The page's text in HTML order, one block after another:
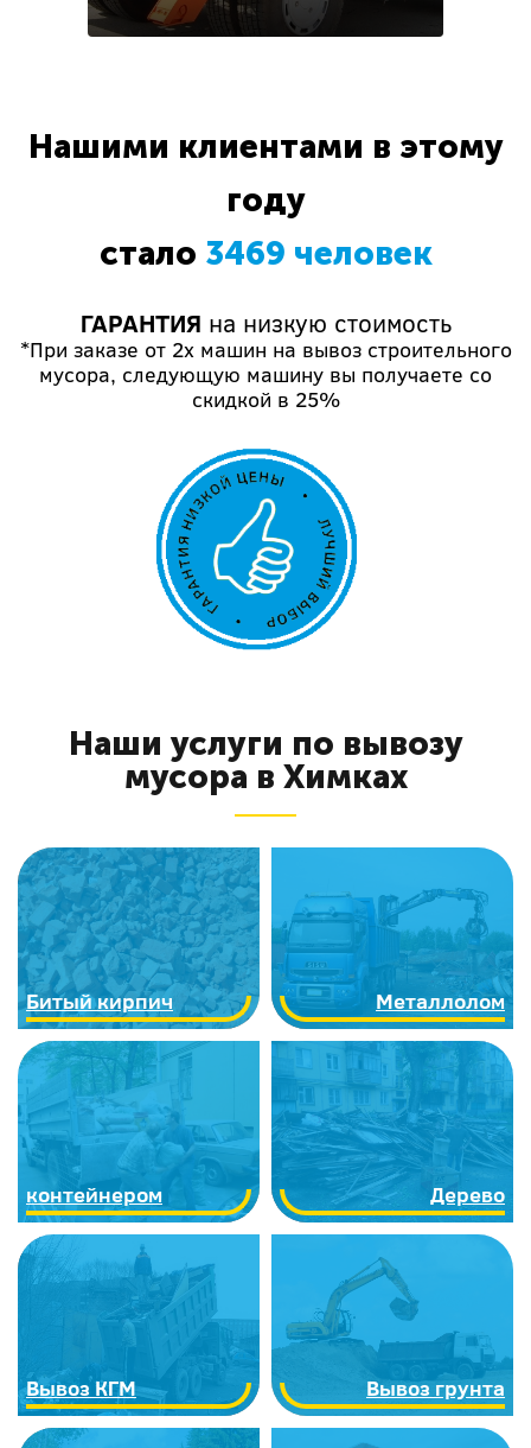
Нашими клиентами в этому
году
стало 3469 человек
ГАРАНТИЯ на низкую стоимость
*При заказе от 2х машин на вывоз строительного
мусора, следующую машину вы получаете со
скидкой в 25%
Наши услуги по вывозу
мусора в Химках
Битый кирпич Металлолом
контейнером Дерево
Вывоз КГМ Вывоз грунта